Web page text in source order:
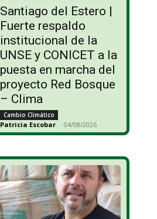
Santiago del Estero |
Fuerte respaldo
institucional de la
UNSE y CONICET a la
puesta en marcha del
proyecto Red Bosque
– Clima
Cambio Climático
Patricia Escobar - 04/08/2026